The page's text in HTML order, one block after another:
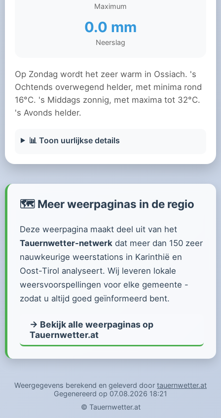
Maximum
0.0 mm
Neerslag
Op Zondag wordt het zeer warm in Ossiach. 's
Ochtends overwegend helder, met minima rond
16°C. 's Middags zonnig, met maxima tot 32°C.
's Avonds helder.
📊 Toon uurlijkse details
🗺️ Meer weerpaginas in de regio
Deze weerpagina maakt deel uit van het
Tauernwetter-netwerk dat meer dan 150 zeer
nauwkeurige weerstations in Karinthië en
Oost-Tirol analyseert. Wij leveren lokale
weersvoorspellingen voor elke gemeente -
zodat u altijd goed geïnformeerd bent.
→ Bekijk alle weerpaginas op
Tauernwetter.at
Weergegevens berekend en geleverd door tauernwetter.at
Gegenereerd op 07.08.2026 18:21
© Tauernwetter.at